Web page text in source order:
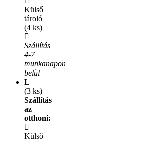
Külső
tároló
(4 ks)
Szállítás
4-7
munkanapon
belül
L
(3 ks)
Szállítás
az
otthoni:
Külső